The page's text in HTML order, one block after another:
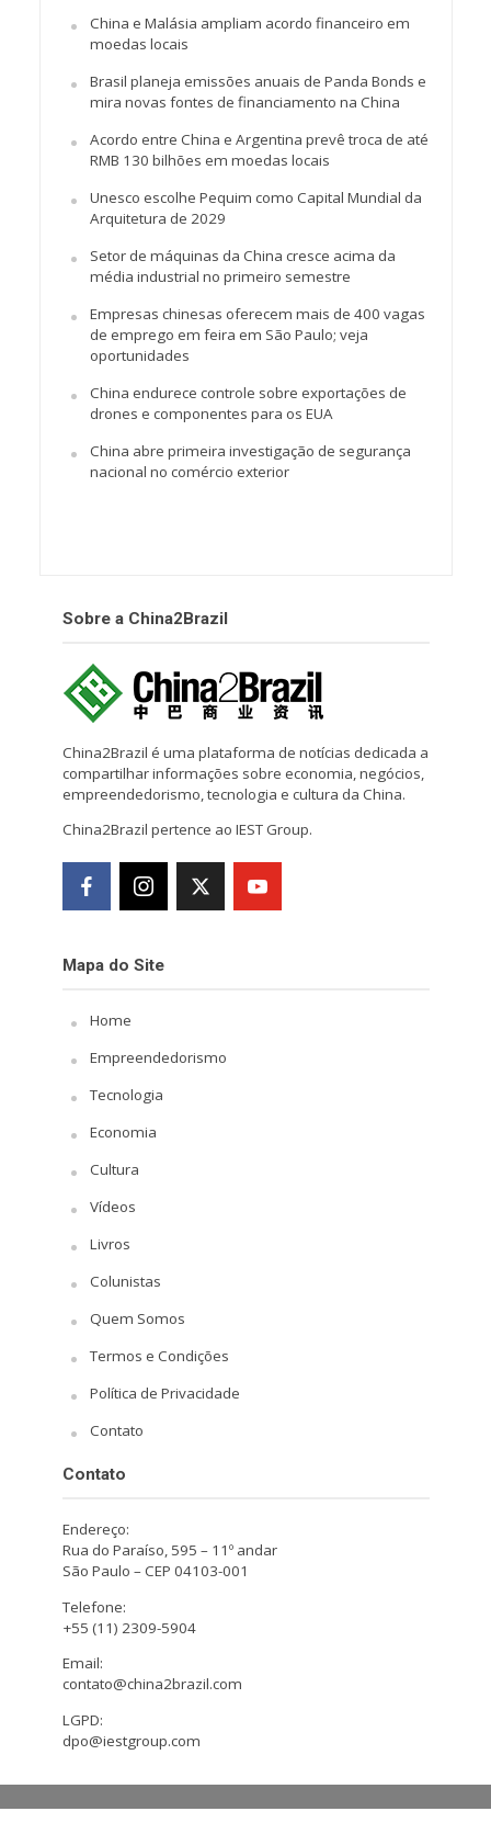
China e Malásia ampliam acordo financeiro em
moedas locais
Brasil planeja emissões anuais de Panda Bonds e
mira novas fontes de financiamento na China
Acordo entre China e Argentina prevê troca de até
RMB 130 bilhões em moedas locais
Unesco escolhe Pequim como Capital Mundial da
Arquitetura de 2029
Setor de máquinas da China cresce acima da
média industrial no primeiro semestre
Empresas chinesas oferecem mais de 400 vagas
de emprego em feira em São Paulo; veja
oportunidades
China endurece controle sobre exportações de
drones e componentes para os EUA
China abre primeira investigação de segurança
nacional no comércio exterior
Sobre a China2Brazil
China2Brazil é uma plataforma de notícias dedicada a
compartilhar informações sobre economia, negócios,
empreendedorismo, tecnologia e cultura da China.
China2Brazil pertence ao IEST Group.
Mapa do Site
Home
Empreendedorismo
Tecnologia
Economia
Cultura
Vídeos
Livros
Colunistas
Quem Somos
Termos e Condições
Política de Privacidade
Contato
Contato
Endereço:
Rua do Paraíso, 595 – 11º andar
São Paulo – CEP 04103-001
Telefone:
+55 (11) 2309-5904
Email:
contato@china2brazil.com
LGPD:
dpo@iestgroup.com